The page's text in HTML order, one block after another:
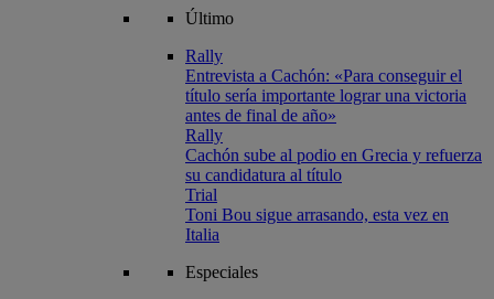
Último
Rally
Entrevista a Cachón: «Para conseguir el
título sería importante lograr una victoria
antes de final de año»
Rally
Cachón sube al podio en Grecia y refuerza
su candidatura al título
Trial
Toni Bou sigue arrasando, esta vez en
Italia
Especiales